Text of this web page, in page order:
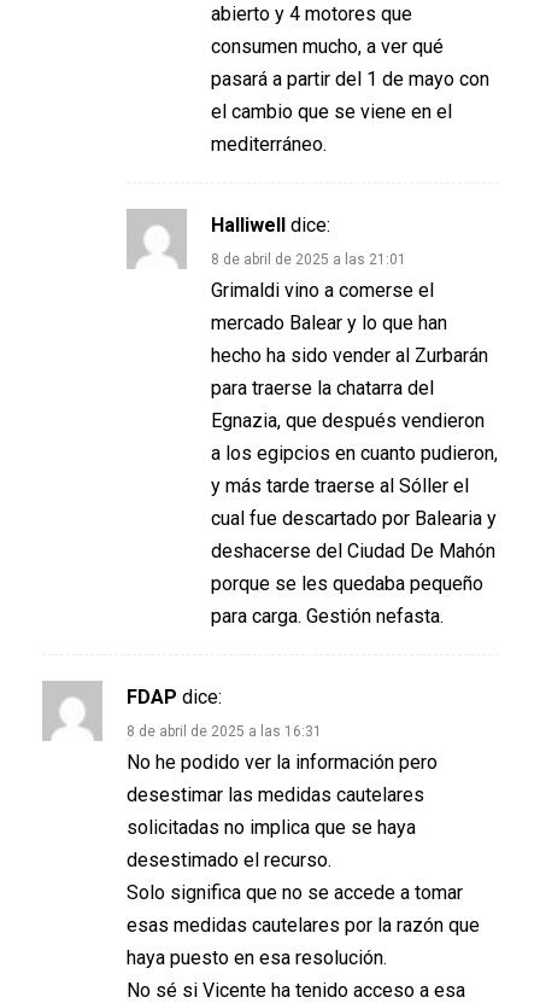
abierto y 4 motores que
consumen mucho, a ver qué
pasará a partir del 1 de mayo con
el cambio que se viene en el
mediterráneo.
Halliwell dice:
8 de abril de 2025 a las 21:01
Grimaldi vino a comerse el
mercado Balear y lo que han
hecho ha sido vender al Zurbarán
para traerse la chatarra del
Egnazia, que después vendieron
a los egipcios en cuanto pudieron,
y más tarde traerse al Sóller el
cual fue descartado por Balearia y
deshacerse del Ciudad De Mahón
porque se les quedaba pequeño
para carga. Gestión nefasta.
FDAP dice:
8 de abril de 2025 a las 16:31
No he podido ver la información pero
desestimar las medidas cautelares
solicitadas no implica que se haya
desestimado el recurso.
Solo significa que no se accede a tomar
esas medidas cautelares por la razón que
haya puesto en esa resolución.
No sé si Vicente ha tenido acceso a esa